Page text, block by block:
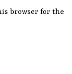
browser for the